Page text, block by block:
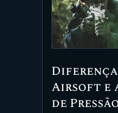
PRODUTOS
TIRO E DEFESA
ENTREVISTAS
Airsoft e
de